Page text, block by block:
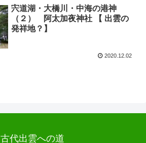
宍道湖・大橋川・中海の港神
（２） 阿太加夜神社 【 出雲の
発祥地？】
2020.12.02
古代出雲への道